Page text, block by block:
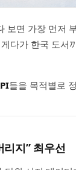
면 가장 먼저
다가 한국 도서
들을 목적별로
지” 최우선